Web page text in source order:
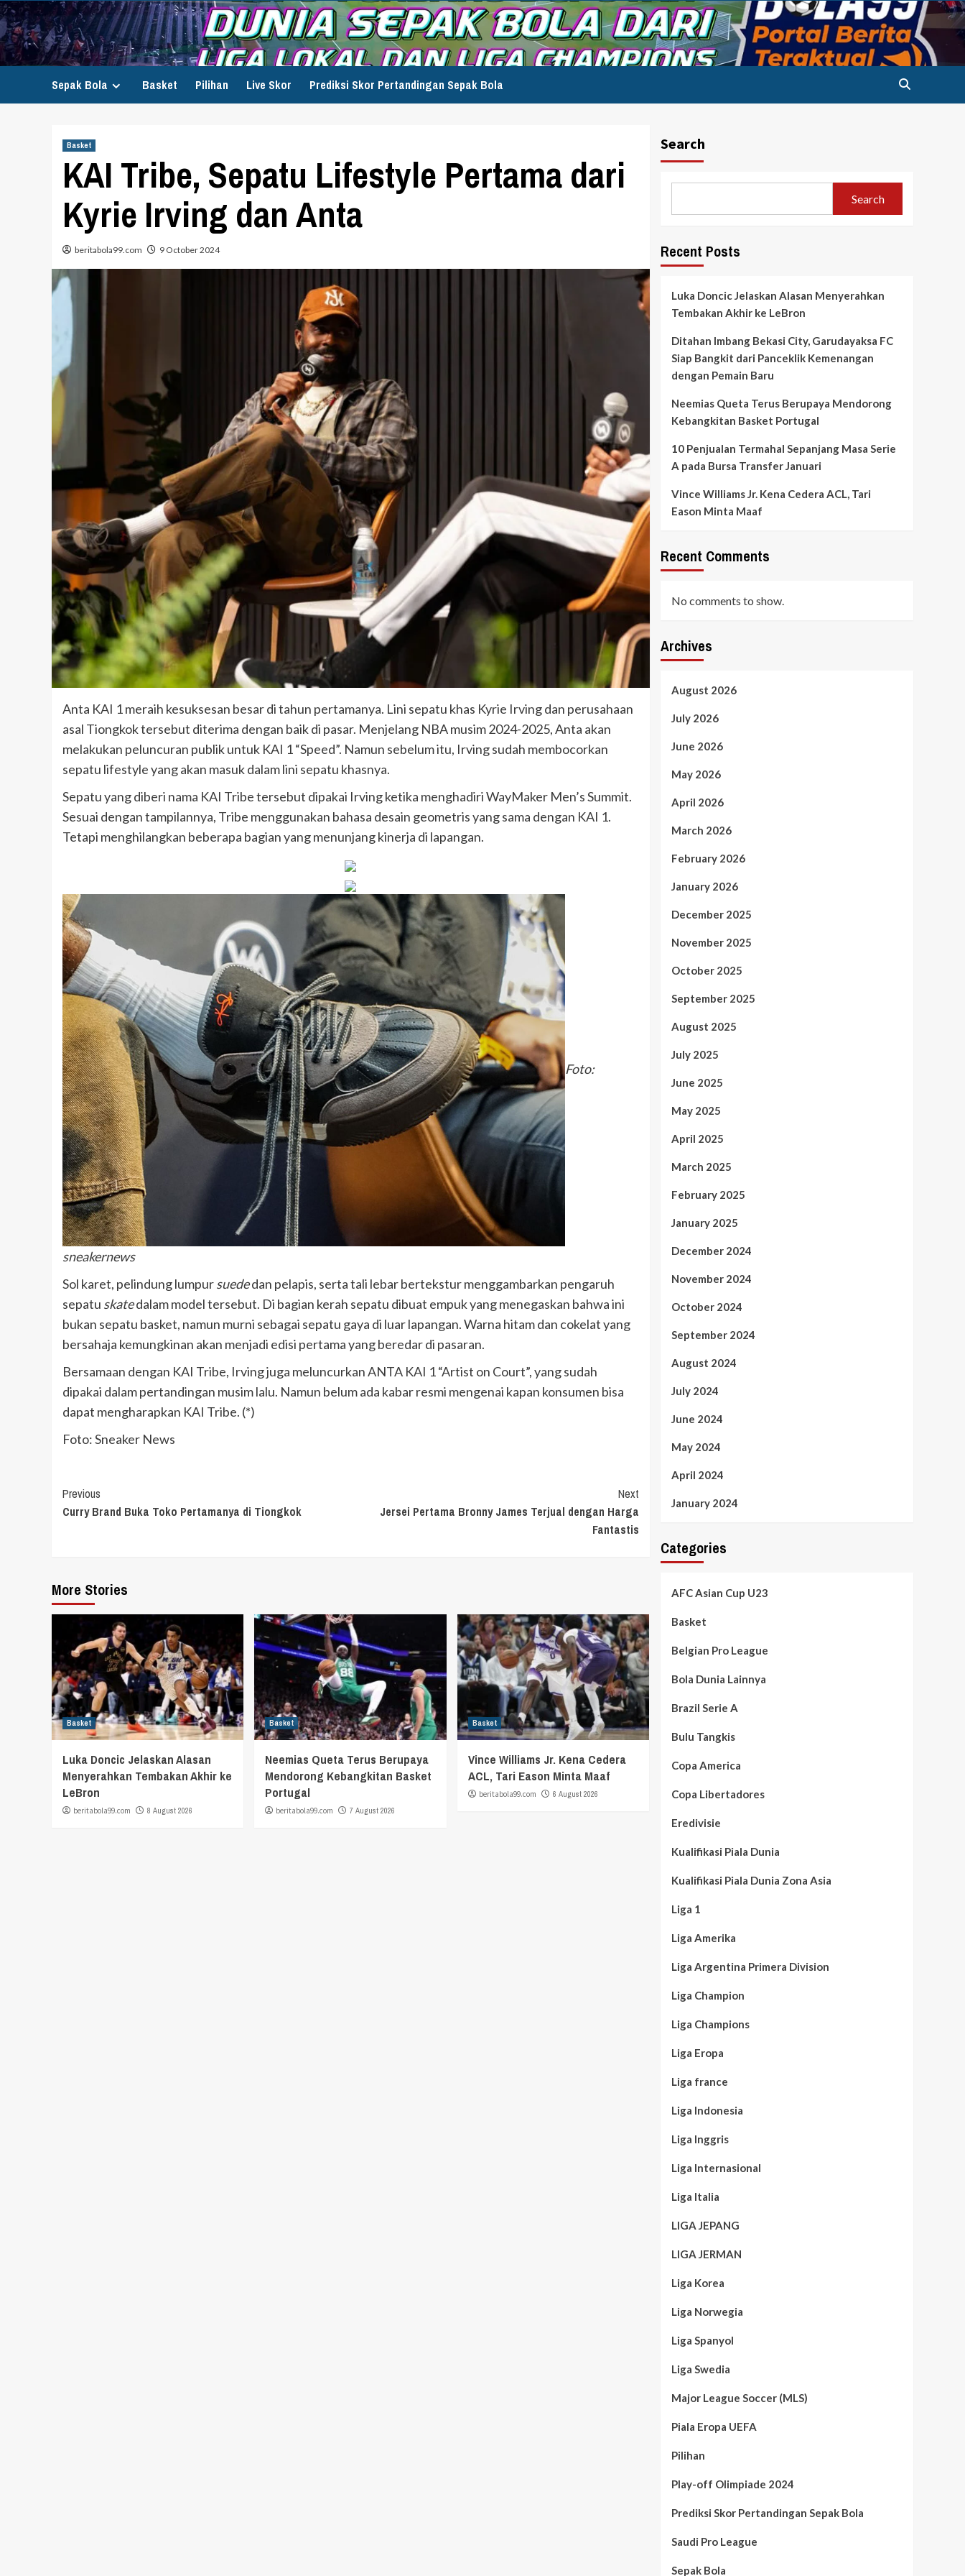
Skip
to
content
Sepak Bola Basket Pilihan Live Skor Prediksi Skor Pertandingan Sepak Bola
Basket
KAI Tribe, Sepatu Lifestyle Pertama dari
Kyrie Irving dan Anta
beritabola99.com 9 October 2024
Anta KAI 1 meraih kesuksesan besar di tahun pertamanya. Lini sepatu khas Kyrie Irving dan perusahaan
asal Tiongkok tersebut diterima dengan baik di pasar. Menjelang NBA musim 2024-2025, Anta akan
melakukan peluncuran publik untuk KAI 1 “Speed”. Namun sebelum itu, Irving sudah membocorkan
sepatu lifestyle yang akan masuk dalam lini sepatu khasnya.
Sepatu yang diberi nama KAI Tribe tersebut dipakai Irving ketika menghadiri WayMaker Men’s Summit.
Sesuai dengan tampilannya, Tribe menggunakan bahasa desain geometris yang sama dengan KAI 1.
Tetapi menghilangkan beberapa bagian yang menunjang kinerja di lapangan.
Foto:
sneakernews
Sol karet, pelindung lumpursuededan pelapis, serta tali lebar bertekstur menggambarkan pengaruh
sepatu skatedalam model tersebut. Di bagian kerah sepatu dibuat empuk yang menegaskan bahwa ini
bukan sepatu basket, namun murni sebagai sepatu gaya di luar lapangan. Warna hitam dan cokelat yang
bersahaja kemungkinan akan menjadi edisi pertama yang beredar di pasaran.
Bersamaan dengan KAI Tribe, Irving juga meluncurkan ANTA KAI 1 “Artist on Court”, yang sudah
dipakai dalam pertandingan musim lalu. Namun belum ada kabar resmi mengenai kapan konsumen bisa
dapat mengharapkan KAI Tribe. (*)
Foto: Sneaker News
Continue
Reading
Previous
Curry Brand Buka Toko Pertamanya di Tiongkok
Next
Jersei Pertama Bronny James Terjual dengan Harga
Fantastis
More Stories
Basket
Luka Doncic Jelaskan Alasan
Menyerahkan Tembakan Akhir ke
LeBron
beritabola99.com 8 August 2026
Basket
Neemias Queta Terus Berupaya
Mendorong Kebangkitan Basket
Portugal
beritabola99.com 7 August 2026
Basket
Vince Williams Jr. Kena Cedera
ACL, Tari Eason Minta Maaf
beritabola99.com 6 August 2026
Search
Search
Recent Posts
Luka Doncic Jelaskan Alasan Menyerahkan
Tembakan Akhir ke LeBron
Ditahan Imbang Bekasi City, Garudayaksa FC
Siap Bangkit dari Panceklik Kemenangan
dengan Pemain Baru
Neemias Queta Terus Berupaya Mendorong
Kebangkitan Basket Portugal
10 Penjualan Termahal Sepanjang Masa Serie
A pada Bursa Transfer Januari
Vince Williams Jr. Kena Cedera ACL, Tari
Eason Minta Maaf
Recent Comments
No comments to show.
Archives
August 2026
July 2026
June 2026
May 2026
April 2026
March 2026
February 2026
January 2026
December 2025
November 2025
October 2025
September 2025
August 2025
July 2025
June 2025
May 2025
April 2025
March 2025
February 2025
January 2025
December 2024
November 2024
October 2024
September 2024
August 2024
July 2024
June 2024
May 2024
April 2024
January 2024
Categories
AFC Asian Cup U23
Basket
Belgian Pro League
Bola Dunia Lainnya
Brazil Serie A
Bulu Tangkis
Copa America
Copa Libertadores
Eredivisie
Kualifikasi Piala Dunia
Kualifikasi Piala Dunia Zona Asia
Liga 1
Liga Amerika
Liga Argentina Primera Division
Liga Champion
Liga Champions
Liga Eropa
Liga france
Liga Indonesia
Liga Inggris
Liga Internasional
Liga Italia
LIGA JEPANG
LIGA JERMAN
Liga Korea
Liga Norwegia
Liga Spanyol
Liga Swedia
Major League Soccer (MLS)
Piala Eropa UEFA
Pilihan
Play-off Olimpiade 2024
Prediksi Skor Pertandingan Sepak Bola
Saudi Pro League
Sepak Bola